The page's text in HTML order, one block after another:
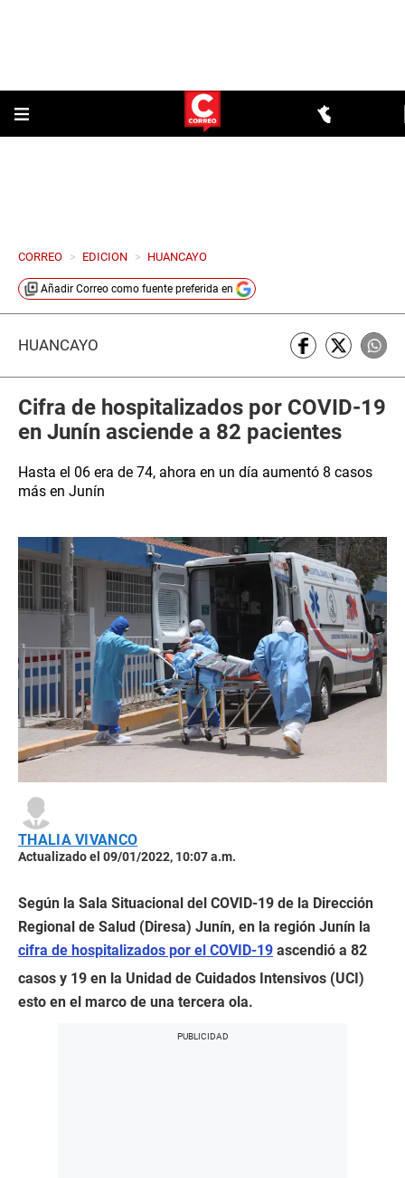
CORREO > EDICION > HUANCAYO
Añadir Correo como fuente preferida en
HUANCAYO
Cifra de hospitalizados por COVID-19
en Junín asciende a 82 pacientes
Hasta el 06 era de 74, ahora en un día aumentó 8 casos
más en Junín
THALIA VIVANCO
Actualizado el 09/01/2022, 10:07 a.m.
Según la Sala Situacional del COVID-19 de la Dirección
Regional de Salud (Diresa) Junín, en la región Junín la
cifra de hospitalizados por el COVID-19 ascendió a 82
casos y 19 en la Unidad de Cuidados Intensivos (UCI)
esto en el marco de una tercera ola.